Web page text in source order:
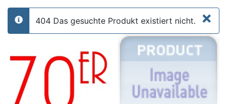
×
info
404 Das gesuchte Produkt existiert nicht.